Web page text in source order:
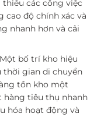
các công việc
cao độ chính xác và
nhanh hơn và cải
Một bố trí kho hiệu
thời gian di chuyển
tồn kho một
hàng tiêu thụ nhanh
hóa hoạt động và